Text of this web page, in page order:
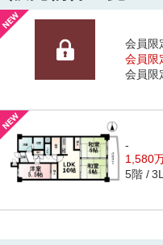
会員限
会員限
会員限
-
1,580
5階